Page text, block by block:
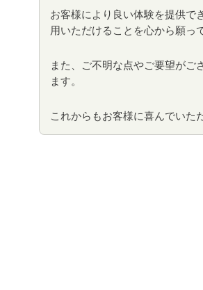
お客様により良い体験を提供で
用いただけることを心から願っ
また、ご不明な点やご要望がご
ます。
これからもお客様に喜んでいた